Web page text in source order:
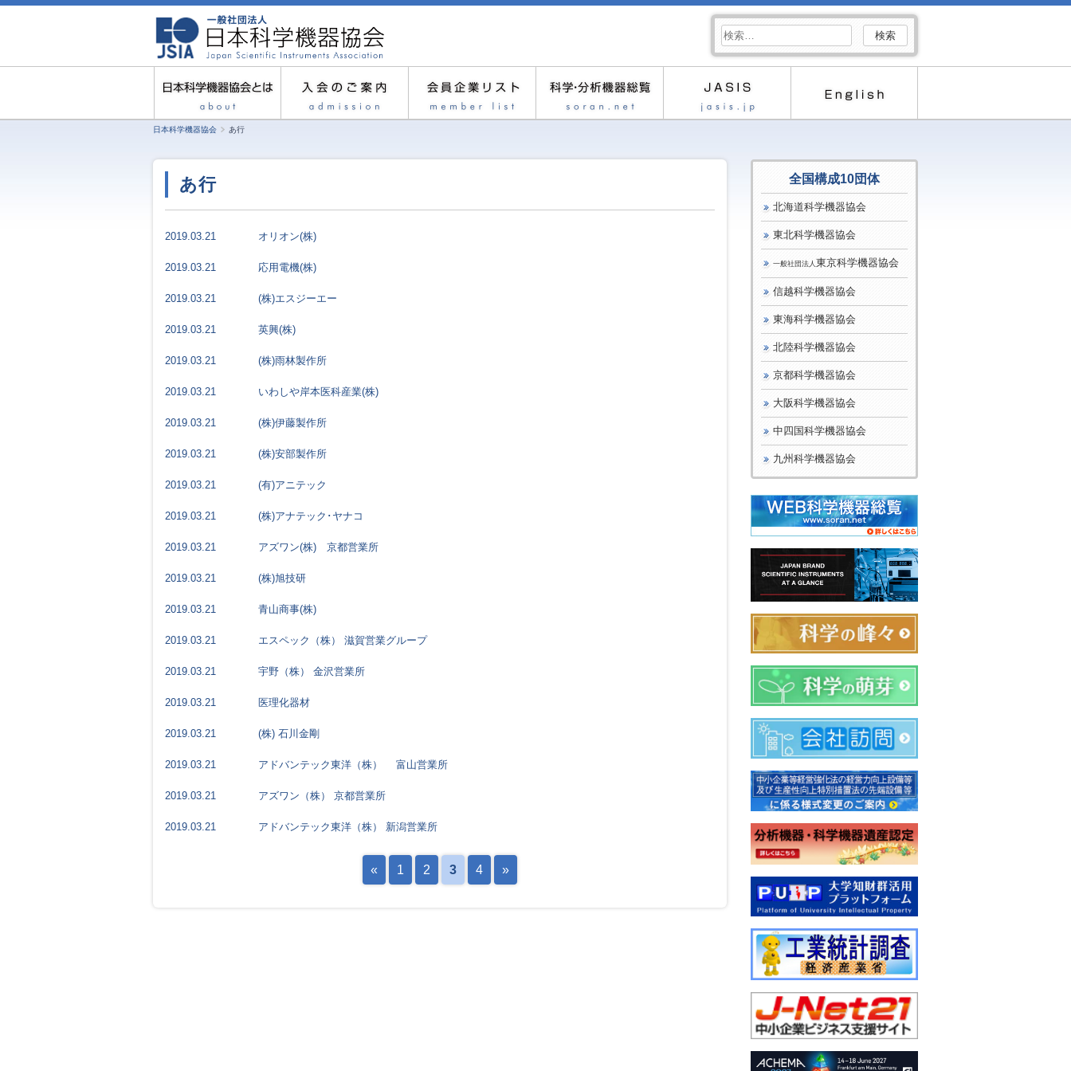
索:
日本科学機器協会 あ行
あ行
2019.03.21 オリオン(株)
2019.03.21 応用電機(株)
2019.03.21 (株)エスジーエー
2019.03.21 英興(株)
2019.03.21 (株)雨林製作所
2019.03.21 いわしや岸本医科産業(株)
2019.03.21 (株)伊藤製作所
2019.03.21 (株)安部製作所
2019.03.21 (有)アニテック
2019.03.21 (株)アナテック･ヤナコ
2019.03.21 アズワン(株) 京都営業所
2019.03.21 (株)旭技研
2019.03.21 青山商事(株)
2019.03.21 エスペック（株） 滋賀営業グループ
2019.03.21 宇野（株） 金沢営業所
2019.03.21 医理化器材
2019.03.21 (株) 石川金剛
2019.03.21 アドバンテック東洋（株） 富山営業所
2019.03.21 アズワン（株） 京都営業所
2019.03.21 アドバンテック東洋（株） 新潟営業所
« 1 2 3 4 »
全国構成10団体
北海道科学機器協会
東北科学機器協会
一般社団法人 東京科学機器協会
信越科学機器協会
東海科学機器協会
北陸科学機器協会
京都科学機器協会
大阪科学機器協会
中四国科学機器協会
九州科学機器協会